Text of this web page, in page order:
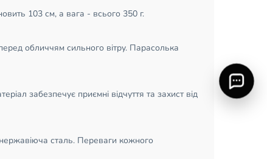
103 см, а вага - всього 350 г.
обличчям сильного вітру. Парасолька
забезпечує приємні відчуття та захист від
нержавіюча сталь. Переваги кожного